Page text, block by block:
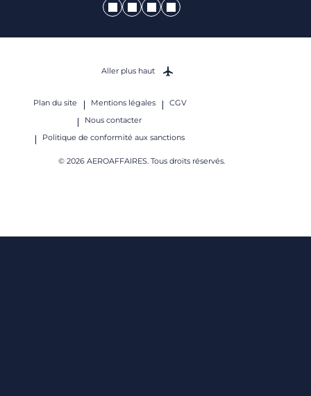
Plan du site Mentions légales
CGV
Nous contacter
Politique de conformité aux sanctions
© 2026 AEROAFFAIRES. Tous droits réservés.
Aller plus haut